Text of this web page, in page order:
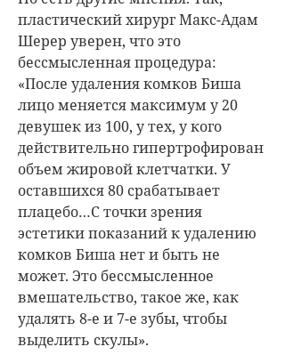
пластический хирург Макс-Адам
Шерер уверен, что это
бессмысленная процедура:
«После удаления комков Биша
лицо меняется максимум у 20
девушек из 100, у тех, у кого
действительно гипертрофирован
объем жировой клетчатки. У
оставшихся 80 срабатывает
плацебо…С точки зрения
эстетики показаний к удалению
комков Биша нет и быть не
может. Это бессмысленное
вмешательство, такое же, как
удалять 8-е и 7-е зубы, чтобы
выделить скулы».